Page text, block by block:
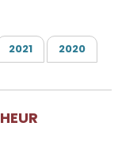
2021
2020